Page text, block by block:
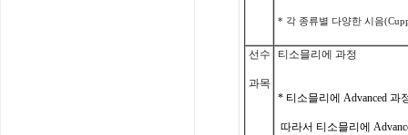
* 각 종류별 다양한 시음
선수
과목
티소믈리에 과정
* 티소믈리에 Advanced과
따라서 티소믈리에